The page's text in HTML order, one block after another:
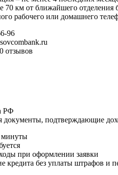
70 км от ближайшего отделения
рабочего или домашнего
96
отзывов
РФ
документы, подтверждающие
минуты
при оформлении заявки
кредита без уплаты штрафов и